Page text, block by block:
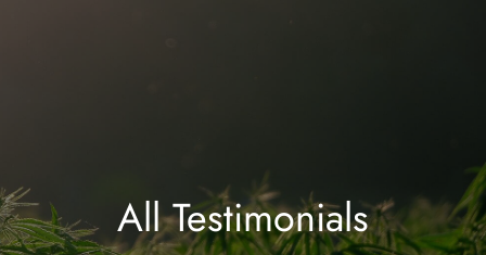
All Testimonials